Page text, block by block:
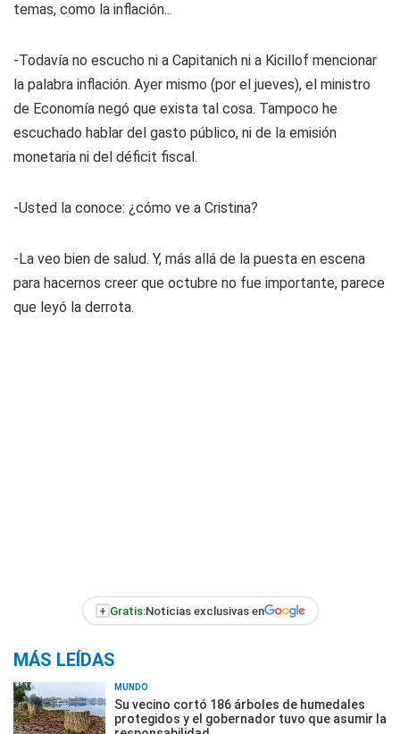
temas, como la inflación...
-Todavía no escucho ni a Capitanich ni a Kicillof mencionar
la palabra inflación. Ayer mismo (por el jueves), el ministro
de Economía negó que exista tal cosa. Tampoco he
escuchado hablar del gasto público, ni de la emisión
monetaria ni del déficit fiscal.
-Usted la conoce: ¿cómo ve a Cristina?
-La veo bien de salud. Y, más allá de la puesta en escena
para hacernos creer que octubre no fue importante, parece
que leyó la derrota.
+ Gratis:Noticias exclusivas en
MÁS LEÍDAS
MUNDO
Su vecino cortó 186 árboles de humedales
protegidos y el gobernador tuvo que asumir la